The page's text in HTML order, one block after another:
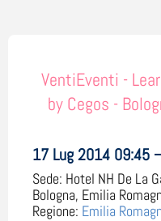
VentiEventi -
by Cegos -
17 Lug 2014 09:45
Sede: Hotel NH De La
Bologna, Emilia
Regione: Emilia